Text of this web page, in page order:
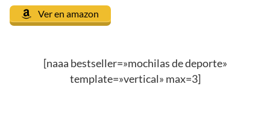
Ver en amazon
[naaa bestseller=»mochilas de deporte»
template=»vertical» max=3]